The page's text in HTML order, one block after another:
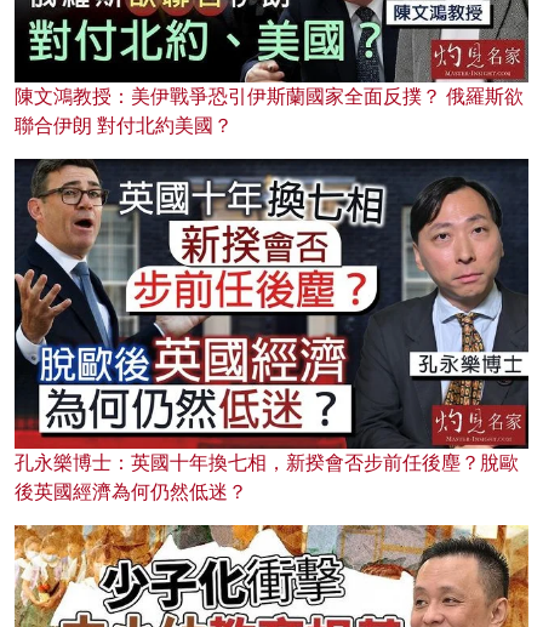
陳文鴻教授：美伊戰爭恐引伊斯蘭國家全面反撲？ 俄羅斯欲
聯合伊朗 對付北約美國？
孔永樂博士：英國十年換七相，新揆會否步前任後塵？脫歐
後英國經濟為何仍然低迷？